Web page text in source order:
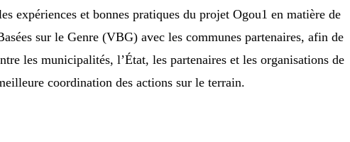
expériences et bonnes pratiques du projet Ogou1 en matière de
sur le Genre (VBG) avec les communes partenaires, afin de
les municipalités, l’État, les partenaires et les organisations de
coordination des actions sur le terrain.